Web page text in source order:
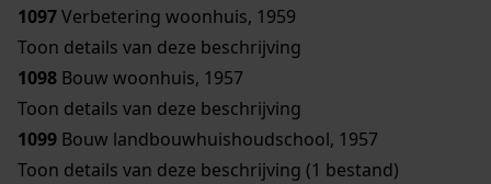
1097Verbetering woonhuis, 1959
Toon details van deze beschrijving
1098 Bouw woonhuis, 1957
Toon details van deze beschrijving
1099 Bouw landbouwhuishoudschool, 1957
Toon details van deze beschrijving (1 bestand)